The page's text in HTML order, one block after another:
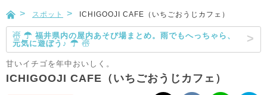
スポット ICHIGOOJI CAFE（いちごおうじカフェ）
☃ ☂ 福井県内の屋内あそび場まとめ。雨でもへっちゃら、
元気に遊ぼう♪ ☂ ☃
甘いイチゴを年中おいしく。
ICHIGOOJI CAFE（いちごおうじカフェ）